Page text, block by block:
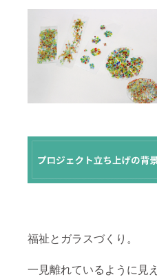
福祉とガラスづくり。
一見離れているように見え